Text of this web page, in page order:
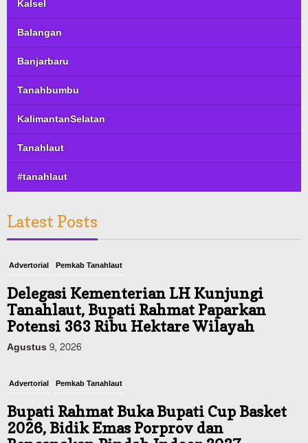
Kalsel
Balangan
Banjarbaru
Tanahbumbu
KalimantanSelatan
Tanahlaut
#tanahlaut
Latest Posts
Advertorial Pemkab Tanahlaut
Delegasi Kementerian LH Kunjungi
Tanahlaut, Bupati Rahmat Paparkan
Potensi 363 Ribu Hektare Wilayah
Agustus 9, 2026
Advertorial Pemkab Tanahlaut
Bupati Rahmat Buka Bupati Cup Basket
2026, Bidik Emas Porprov dan